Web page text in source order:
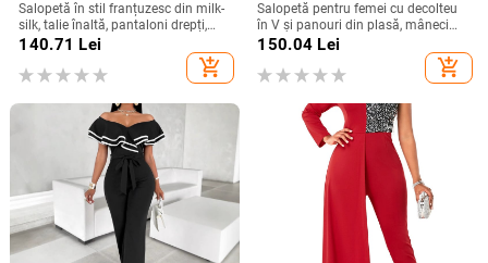
Salopetă în stil franțuzesc din milk-
silk, talie înaltă, pantaloni drepți,
mâneci 3/4, cod XZFSS0230,
140.71 Lei
add_shopping_cart
Salopetă pentru femei cu decolteu
în V și panouri din plasă, mâneci
lungi, croială dreaptă elegantă
150.04 Lei
add_shopping_cart